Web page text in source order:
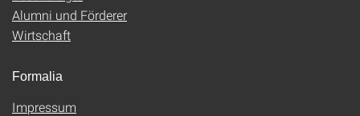
Alumni und Förderer
Wirtschaft
Formalia
Impressum